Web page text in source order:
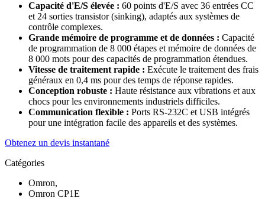
Capacité d'E/S élevée : 60 points d'E/S avec 36 entrées CC
et 24 sorties transistor (sinking), adaptés aux systèmes de
contrôle complexes.
Grande mémoire de programme et de données : Capacité
de programmation de 8 000 étapes et mémoire de données de
8 000 mots pour des capacités de programmation étendues.
Vitesse de traitement rapide : Exécute le traitement des frais
généraux en 0,4 ms pour des temps de réponse rapides.
Conception robuste : Haute résistance aux vibrations et aux
chocs pour les environnements industriels difficiles.
Communication flexible : Ports RS-232C et USB intégrés
pour une intégration facile des appareils et des systèmes.
Obtenez un devis instantané
Catégories
Omron,
Omron CP1E